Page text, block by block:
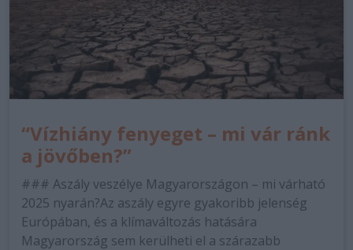
“Vízhiány fenyeget – mi vár ránk
a jövőben?”
### Aszály veszélye Magyarországon – mi várható
2025 nyarán?Az aszály egyre gyakoribb jelenség
Európában, és a klímaváltozás hatására
Magyarország sem kerülheti el a szárazabb